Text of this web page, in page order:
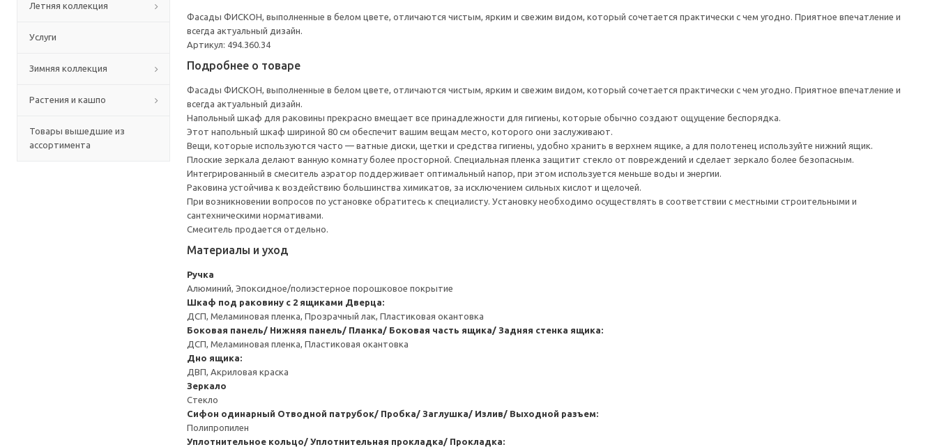
Летняя коллекция
Услуги
Зимняя коллекция
Растения и кашпо
Товары вышедшие из
ассортимента
Фасады ФИСКОН, выполненные в белом цвете, отличаются чистым, ярким и свежим видом, который сочетается практически с чем угодно. Приятное впечатление и
всегда актуальный дизайн.
Артикул: 494.360.34
Подробнее о товаре
Фасады ФИСКОН, выполненные в белом цвете, отличаются чистым, ярким и свежим видом, который сочетается практически с чем угодно. Приятное впечатление и
всегда актуальный дизайн.
Напольный шкаф для раковины прекрасно вмещает все принадлежности для гигиены, которые обычно создают ощущение беспорядка.
Этот напольный шкаф шириной 80 см обеспечит вашим вещам место, которого они заслуживают.
Вещи, которые используются часто — ватные диски, щетки и средства гигиены, удобно хранить в верхнем ящике, а для полотенец используйте нижний ящик.
Плоские зеркала делают ванную комнату более просторной. Специальная пленка защитит стекло от повреждений и сделает зеркало более безопасным.
Интегрированный в смеситель аэратор поддерживает оптимальный напор, при этом используется меньше воды и энергии.
Раковина устойчива к воздействию большинства химикатов, за исключением сильных кислот и щелочей.
При возникновении вопросов по установке обратитесь к специалисту. Установку необходимо осуществлять в соответствии с местными строительными и
сантехническими нормативами.
Смеситель продается отдельно.
Материалы и уход
Ручка
Алюминий, Эпоксидное/полиэстерное порошковое покрытие
Шкаф под раковину с 2 ящиками Дверца:
ДСП, Меламиновая пленка, Прозрачный лак, Пластиковая окантовка
Боковая панель/ Нижняя панель/ Планка/ Боковая часть ящика/ Задняя стенка ящика:
ДСП, Меламиновая пленка, Пластиковая окантовка
Дно ящика:
ДВП, Акриловая краска
Зеркало
Стекло
Сифон одинарный Отводной патрубок/ Пробка/ Заглушка/ Излив/ Выходной разъем:
Полипропилен
Уплотнительное кольцо/ Уплотнительная прокладка/ Прокладка: